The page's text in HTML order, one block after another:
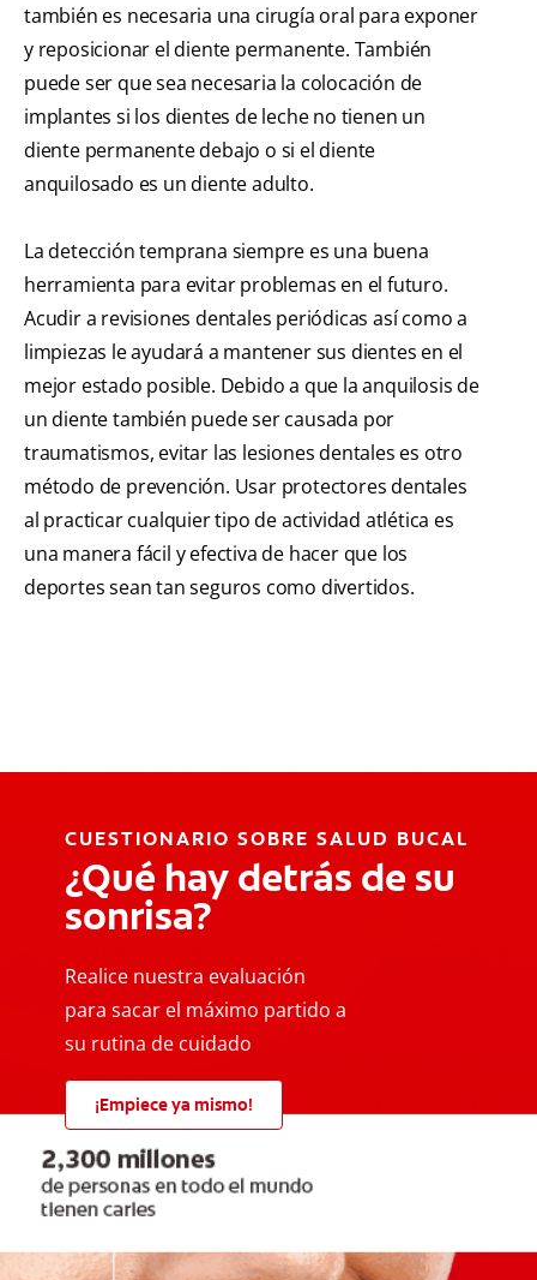
también es necesaria una cirugía oral para exponer
y reposicionar el diente permanente. También
puede ser que sea necesaria la colocación de
implantes si los dientes de leche no tienen un
diente permanente debajo o si el diente
anquilosado es un diente adulto.
La detección temprana siempre es una buena
herramienta para evitar problemas en el futuro.
Acudir a revisiones dentales periódicas así como a
limpiezas le ayudará a mantener sus dientes en el
mejor estado posible. Debido a que la anquilosis de
un diente también puede ser causada por
traumatismos, evitar las lesiones dentales es otro
método de prevención. Usar protectores dentales
al practicar cualquier tipo de actividad atlética es
una manera fácil y efectiva de hacer que los
deportes sean tan seguros como divertidos.
CUESTIONARIO SOBRE SALUD BUCAL
¿Qué hay detrás de su
sonrisa?
Realice nuestra evaluación
para sacar el máximo partido a
su rutina de cuidado
¡Empiece ya mismo!